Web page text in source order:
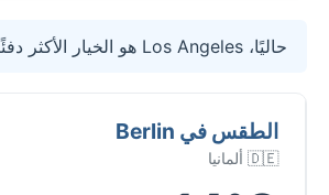
حاليًا، Los Angeles هو الخيار الأكثر دفئًا بشكل ملحوظ — بحوالي 24.7°C أعلى من Berlin.
الطقس في Berlin
🇩🇪 ألمانيا